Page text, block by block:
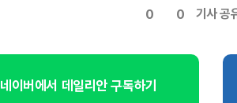
0 0 기사 공
네이버에서 데일리안 구독하기